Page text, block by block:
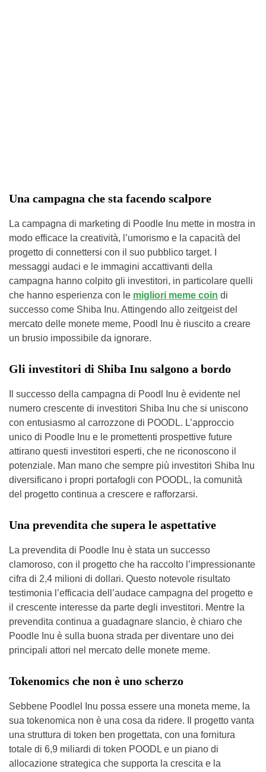
Una campagna che sta facendo scalpore
La campagna di marketing di Poodle Inu mette in mostra in
modo efficace la creatività, l’umorismo e la capacità del
progetto di connettersi con il suo pubblico target. I
messaggi audaci e le immagini accattivanti della
campagna hanno colpito gli investitori, in particolare quelli
che hanno esperienza con le migliori meme coin di
successo come Shiba Inu. Attingendo allo zeitgeist del
mercato delle monete meme, Poodl Inu è riuscito a creare
un brusio impossibile da ignorare.
Gli investitori di Shiba Inu salgono a bordo
Il successo della campagna di Poodl Inu è evidente nel
numero crescente di investitori Shiba Inu che si uniscono
con entusiasmo al carrozzone di POODL. L’approccio
unico di Poodle Inu e le promettenti prospettive future
attirano questi investitori esperti, che ne riconoscono il
potenziale. Man mano che sempre più investitori Shiba Inu
diversificano i propri portafogli con POODL, la comunità
del progetto continua a crescere e rafforzarsi.
Una prevendita che supera le aspettative
La prevendita di Poodle Inu è stata un successo
clamoroso, con il progetto che ha raccolto l’impressionante
cifra di 2,4 milioni di dollari. Questo notevole risultato
testimonia l’efficacia dell’audace campagna del progetto e
il crescente interesse da parte degli investitori. Mentre la
prevendita continua a guadagnare slancio, è chiaro che
Poodle Inu è sulla buona strada per diventare uno dei
principali attori nel mercato delle monete meme.
Tokenomics che non è uno scherzo
Sebbene Poodlel Inu possa essere una moneta meme, la
sua tokenomica non è una cosa da ridere. Il progetto vanta
una struttura di token ben progettata, con una fornitura
totale di 6,9 miliardi di token POODL e un piano di
allocazione strategica che supporta la crescita e la